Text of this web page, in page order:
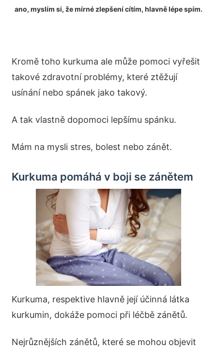
ano, myslím si, že mírné zlepšení cítím, hlavně lépe spím.
Kromě toho kurkuma ale může pomoci vyřešit
takové zdravotní problémy, které ztěžují
usínání nebo spánek jako takový.
A tak vlastně dopomoci lepšímu spánku.
Mám na mysli stres, bolest nebo zánět.
Kurkuma pomáhá v boji se zánětem
Kurkuma, respektive hlavně její účinná látka
kurkumin, dokáže pomoci při léčbě zánětů.
Nejrůznějších zánětů, které se mohou objevit